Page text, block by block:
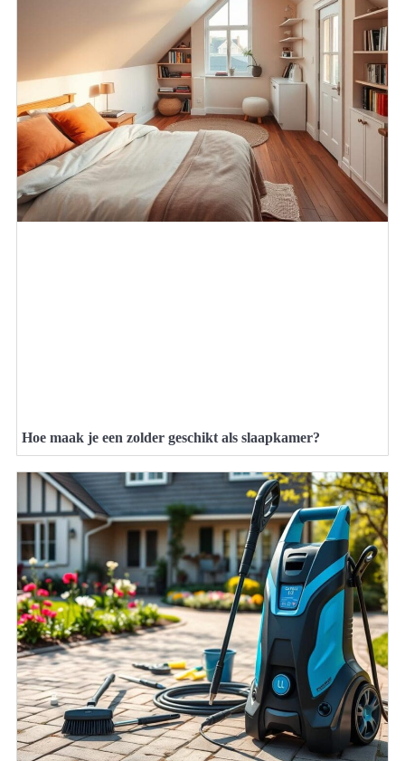
Hoe maak je een zolder geschikt als slaapkamer?